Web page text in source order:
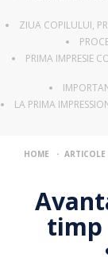
ZIUA COPILULUI,
PRIMA IMPRESIE
LA PRIMA
HOME · ARTICOLE
timp